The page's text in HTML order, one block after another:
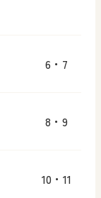
6・7
8・9
10・11